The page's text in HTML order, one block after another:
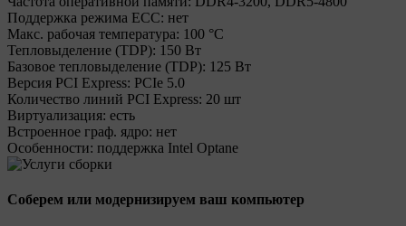
Поддержка режима ECC: нет
Макс. рабочая температура: 100 °C
Тепловыделение (TDP): 150 Вт
Базовое тепловыделение (TDP): 125 Вт
Версия PCI Express: PCIe 5.0
Количество линий PCI Express: 20 шт
Виртуализация: есть
Встроенное граф. ядро: нет
Особенности: поддержка Intel Optane
Соберем или модернизируем ваш компьютер